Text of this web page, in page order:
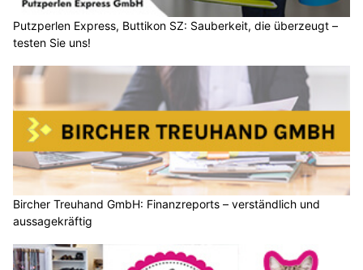
Putzperlen Express, Buttikon SZ: Sauberkeit, die überzeugt –
testen Sie uns!
Bircher Treuhand GmbH: Finanzreports – verständlich und
aussagekräftig